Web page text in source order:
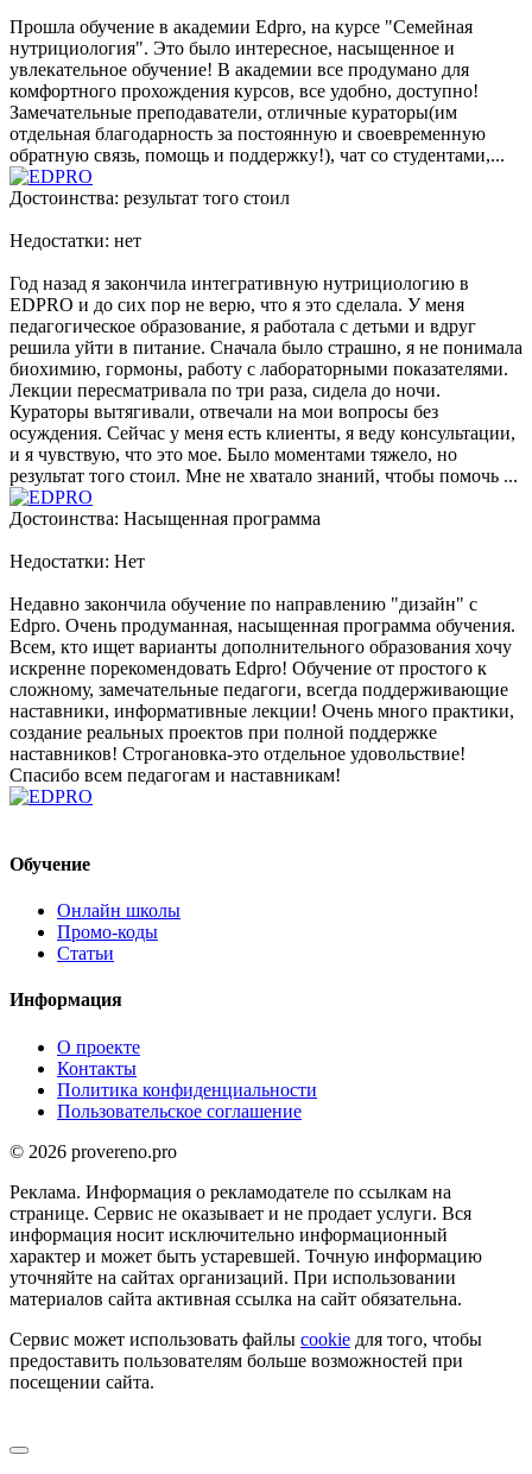
Прошла обучение в академии Edpro, на курсе "Семейная
нутрициология". Это было интересное, насыщенное и
увлекательное обучение! В академии все продумано для
комфортного прохождения курсов, все удобно, доступно!
Замечательные преподаватели, отличные кураторы(им
отдельная благодарность за постоянную и своевременную
обратную связь, помощь и поддержку!), чат со студентами,...
Достоинства: результат того стоил
Недостатки: нет
Год назад я закончила интегративную нутрициологию в
EDPRO и до сих пор не верю, что я это сделала. У меня
педагогическое образование, я работала с детьми и вдруг
решила уйти в питание. Сначала было страшно, я не понимала
биохимию, гормоны, работу с лабораторными показателями.
Лекции пересматривала по три раза, сидела до ночи.
Кураторы вытягивали, отвечали на мои вопросы без
осуждения. Сейчас у меня есть клиенты, я веду консультации,
и я чувствую, что это мое. Было моментами тяжело, но
результат того стоил. Мне не хватало знаний, чтобы помочь ...
Достоинства: Насыщенная программа
Недостатки: Нет
Недавно закончила обучение по направлению "дизайн" с
Edpro. Очень продуманная, насыщенная программа обучения.
Всем, кто ищет варианты дополнительного образования хочу
искренне порекомендовать Edpro! Обучение от простого к
сложному, замечательные педагоги, всегда поддерживающие
наставники, информативные лекции! Очень много практики,
создание реальных проектов при полной поддержке
наставников! Строгановка-это отдельное удовольствие!
Спасибо всем педагогам и наставникам!
Обучение
Онлайн школы
Промо-коды
Статьи
Информация
О проекте
Контакты
Политика конфиденциальности
Пользовательское соглашение
© 2026 provereno.pro
Реклама. Информация о рекламодателе по ссылкам на
странице. Сервис не оказывает и не продает услуги. Вся
информация носит исключительно информационный
характер и может быть устаревшей. Точную информацию
уточняйте на сайтах организаций. При использовании
материалов сайта активная ссылка на сайт обязательна.
Сервис может использовать файлы cookie для того, чтобы
предоставить пользователям больше возможностей при
посещении сайта.